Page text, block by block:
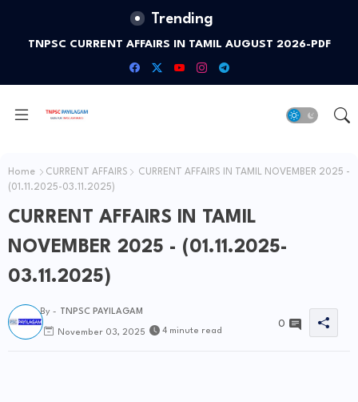
Trending
TNPSC CURRENT AFFAIRS IN TAMIL AUGUST 2026-PDF
Home CURRENT AFFAIRS
CURRENT AFFAIRS IN TAMIL NOVEMBER 2025 -
(01.11.2025-03.11.2025)
CURRENT AFFAIRS IN TAMIL
NOVEMBER 2025 - (01.11.2025-
03.11.2025)
By - TNPSC PAYILAGAM
November 03, 2025 4 minute read
0